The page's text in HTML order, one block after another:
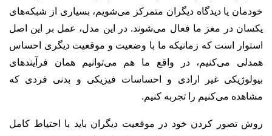
خودمان یا دیدگاه دیگران متمرکز می‌شویم، بسیاری از شبکه‌های
یکسان در مغز ما فعال می‌شوند. در این مدل، عمل بر این اصل
استوار است که زمانیکه ما با وضعیت و موقعیت دیگری احساس
همدلی می‌کنیم، در واقع ما هم می‌توانیم همان فرآیندهای
بیولوژیکی غیر ارادی و احساسات فیزیکی و بدنی فردی که
مشاهده می‌کنیم را تجربه کنیم.
روش تصور کردن خود در موقعیت دیگران باید با احتیاط کامل